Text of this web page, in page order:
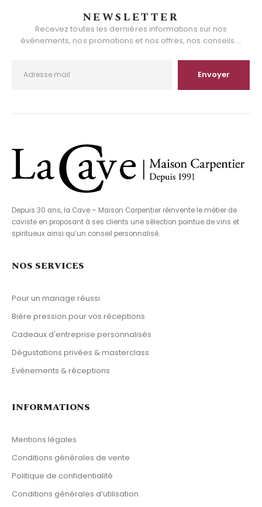
NEWSLETTER
Recevez toutes les dernières informations sur nos
événements, nos promotions et nos offres, nos conseils....
Depuis 30 ans, la Cave – Maison Carpentier réinvente le métier de
caviste en proposant à ses clients une sélection pointue de vins et
spiritueux ainsi qu’un conseil personnalisé.
NOS SERVICES
Pour un mariage réussi
Bière pression pour vos réceptions
Cadeaux d'entreprise personnalisés
Dégustations privées & masterclass
Evènements & réceptions
INFORMATIONS
Mentions légales
Conditions générales de vente
Politique de confidentialité
Conditions générales d’utilisation